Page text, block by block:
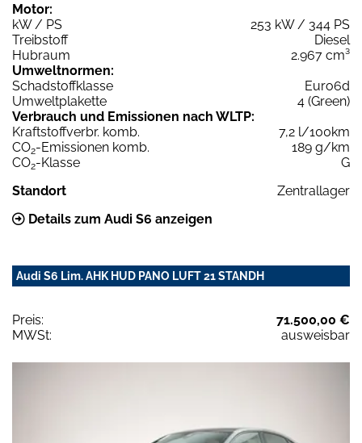
Motor:
kW / PS
253 kW / 344 PS
Treibstoff
Diesel
Hubraum
2.967 cm³
Umweltnormen:
Schadstoffklasse
Euro6d
Umweltplakette
4 (Green)
Verbrauch und Emissionen nach WLTP:
Kraftstoffverbr. komb.
7,2 l/100km
CO2-Emissionen komb.
189 g/km
CO2-Klasse
G
Standort
Zentrallager
Details zum Audi S6 anzeigen
Audi S6 Lim. AHK HUD PANO LUFT 21 STANDH
Preis:
71.500,00 €
MWSt:
ausweisbar